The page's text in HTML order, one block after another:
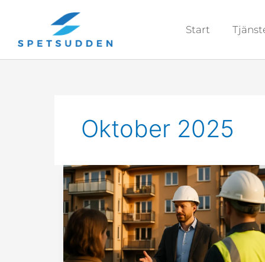
Start
Oktober 2025
Projektledning
bostadsrättsförening:
Spetsudden
leder
trygga
BRF-